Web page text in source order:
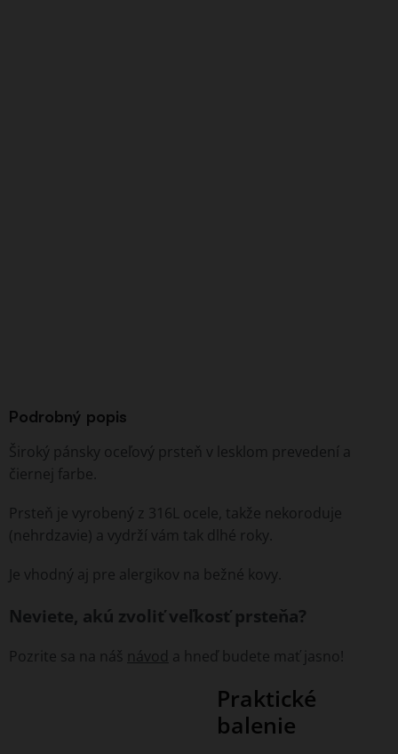
Podrobný popis
Široký pánsky oceľový prsteň v lesklom prevedení a
čiernej farbe.
Prsteň je vyrobený z 316L ocele, takže nekoroduje
(nehrdzavie) a vydrží vám tak dlhé roky.
Je vhodný aj pre alergikov na bežné kovy.
Neviete, akú zvoliť veľkosť prsteňa?
Pozrite sa na náš návod a hneď budete mať jasno!
Praktické
balenie